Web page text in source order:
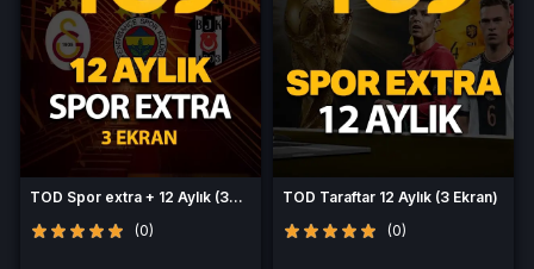
TOD Spor extra + 12 Aylık (3
(0)
TOD Taraftar 12 Aylık (3 Ekran)
(0)